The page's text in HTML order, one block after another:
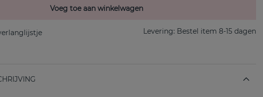
Voeg toe aan winkelwagen
Levering: Bestel item 8-15 dagen